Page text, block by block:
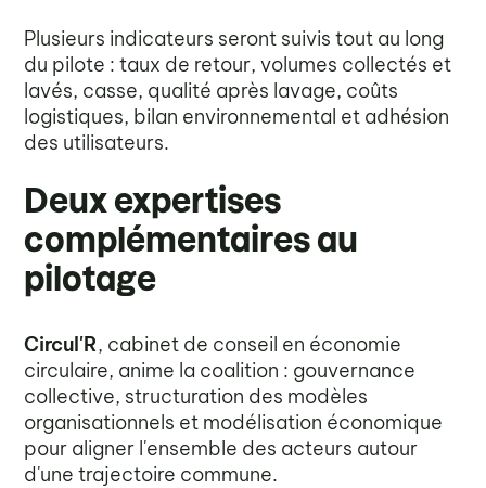
Plusieurs indicateurs seront suivis tout au long
du pilote : taux de retour, volumes collectés et
lavés, casse, qualité après lavage, coûts
logistiques, bilan environnemental et adhésion
des utilisateurs.
Deux expertises
complémentaires au
pilotage
Circul'R, cabinet de conseil en économie
circulaire, anime la coalition : gouvernance
collective, structuration des modèles
organisationnels et modélisation économique
pour aligner l'ensemble des acteurs autour
d'une trajectoire commune.